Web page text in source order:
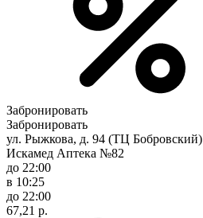
Забронировать
Забронировать
ул. Рыжкова, д. 94 (ТЦ Бобровский)
Искамед Аптека №82
до 22:00
в 10:25
до 22:00
67,21 р.